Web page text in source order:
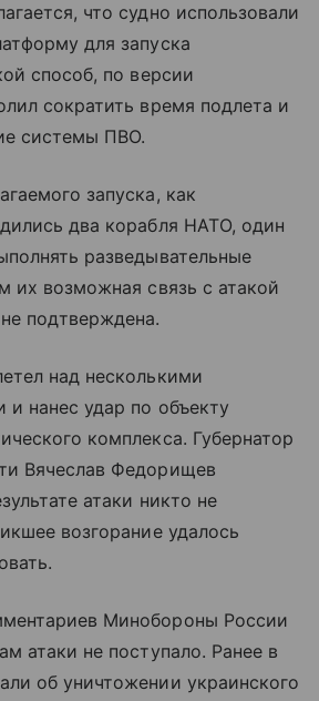
что судно использовали
для запуска
способ, по версии
сократить время подлета и
системы ПВО.
запуска, как
два корабля НАТО, один
разведывательные
их возможная связь с атакой
подтверждена.
над несколькими
и нанес удар по объекту
комплекса. Губернатор
Вячеслав Федорищев
атаки никто не
возгорание удалось
Минобороны России
атаки не поступало. Ранее в
об уничтожении украинского